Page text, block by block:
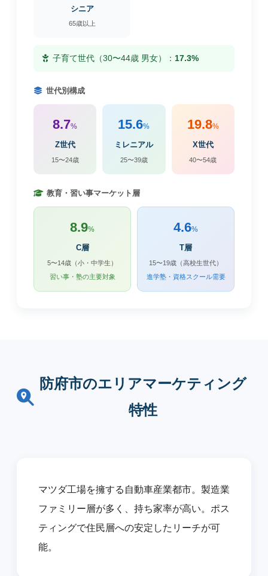
シニア
65歳以上
子育て世代（30〜44歳 男女）： 17.3%
世代別構成
8.7%
Z世代
15〜24歳
15.6%
ミレニアル
25〜39歳
19.8%
X世代
40〜54歳
教育・習い事マーケット層
8.9%
C層
5〜14歳（小・中学生）
習い事・塾の主要対象
4.6%
T層
15〜19歳（高校生世代）
進学塾・資格スクール需要
防府市のエリアマーケティング
特性
マツダ工場を擁する自動車産業都市。製造業
ファミリー層が多く、持ち家率が高い。ポス
ティングで住民層への安定したリーチが可
能。